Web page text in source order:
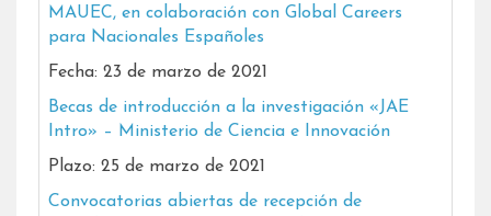
MAUEC, en colaboración con Global Careers
para Nacionales Españoles
Fecha: 23 de marzo de 2021
Becas de introducción a la investigación «JAE
Intro» – Ministerio de Ciencia e Innovación
Plazo: 25 de marzo de 2021
Convocatorias abiertas de recepción de